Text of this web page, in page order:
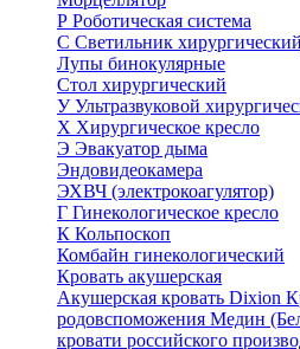
Р Роботическая система
С Светильник хирургический
Лупы бинокулярные
Стол хирургический
УУльтразвуковой
Х Хирургическое кресло
Э Эвакуатор дыма
Эндовидеокамера
ЭХВЧ (электрокоагулятор)
Г Гинекологическое кресло
К Кольпоскоп
Комбайн гинекологический
Кровать акушерская
Акушерская кровать Dixion
родовспоможения Медин
кровати российского